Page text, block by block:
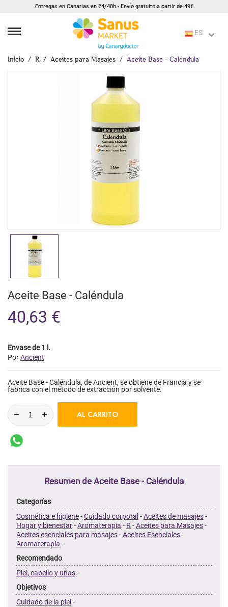
Entregas en Canarias en 24/48h - Envío gratuito a partir de 49€
ES
Inicio R Aceites para Masajes Aceite Base - Caléndula
Aceite Base - Caléndula
40,63 €
Envase de 1 l.
PorAncient
Aceite Base - Caléndula, de Ancient, se obtiene de Francia y se
fabrica con el método de extracción por solvente.
AL CARRITO
Resumen de Aceite Base - Caléndula
Categorías
Cosmética e higiene-Cuidado corporal-Aceites de masajes-
Hogar y bienestar-Aromaterapia - R -Aceites para Masajes-
Aceites esenciales para masajes-Aceites Esenciales
Aromaterapia -
Recomendado
Piel, cabello y uñas-
Objetivos
Cuidado de la piel-